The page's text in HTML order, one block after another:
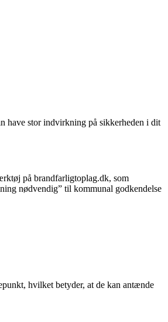
have stor indvirkning på sikkerheden i dit
på brandfarligtoplag.dk, som
nødvendig” til kommunal godkendelse
hvilket betyder, at de kan antænde